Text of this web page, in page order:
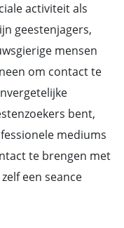
activiteit als
geestenjagers,
mensen
om contact te
bent,
mediums
te brengen met
een seance